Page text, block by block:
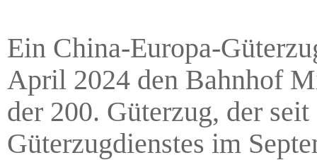
Ein China-Europa-
April 2024 den Bahnhof
der 200. Güterzug, der
Güterzugdienstes im